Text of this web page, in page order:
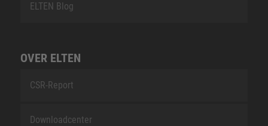
ELTEN Blog
OVER ELTEN
CSR-Report
Downloadcenter